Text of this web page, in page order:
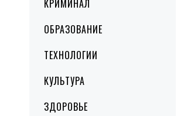
КРИМИНАЛ
ОБРАЗОВАНИЕ
ТЕХНОЛОГИИ
КУЛЬТУРА
ЗДОРОВЬЕ